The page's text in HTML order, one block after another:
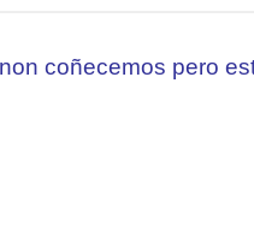
coñecemos pero